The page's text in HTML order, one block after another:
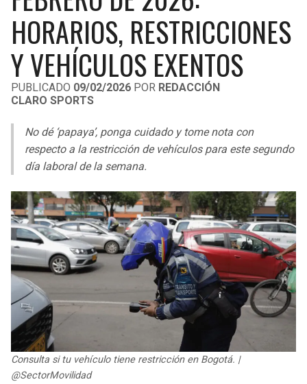
LIGA DE EXPANSIÓN MX
LEAGUES CUP
UEFA EUROPA LEAGUE
UEFA CONFERENCE LEAGUE
MLS
COPA LIBERTADORES
COPA SUDAMERICANA
LIGA BETPLAY
OTRAS LIGAS
HORARIOS, RESTRICCIONES
Y VEHÍCULOS EXENTOS
PUBLICADO 09/02/2026 POR REDACCIÓN
CLARO SPORTS
No dé ‘papaya’, ponga cuidado y tome nota con
respecto a la restricción de vehículos para este segundo
día laboral de la semana.
Consulta si tu vehículo tiene restricción en Bogotá. |
@SectorMovilidad